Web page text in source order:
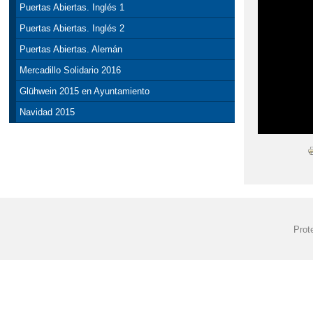
Puertas Abiertas. Inglés 1
Puertas Abiertas. Inglés 2
Puertas Abiertas. Alemán
Mercadillo Solidario 2016
Glühwein 2015 en Ayuntamiento
Navidad 2015